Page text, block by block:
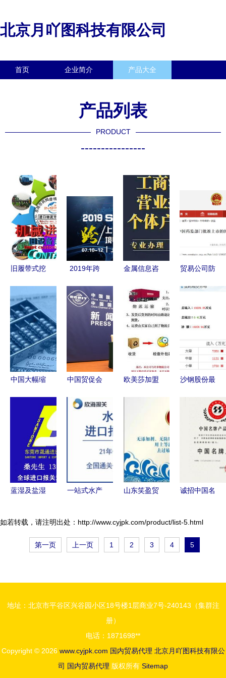
北京月吖图科技有限公司
首页 企业简介 产品大全
产品列表
PRODUCT
----------------
旧履带式挖
SY195C进
口全流程
日本运输、
清关代理与
中检代办服
务
2019年跨
点，共同展
望新机遇
会信息咨询
服务
金属信息咨
您的决策提
供专业支持
贸易公司防
务
中国大幅缩
负面清单，
释放对外开
放与贸易便
利化重要信
号
中国贸促会
业突破技术
性贸易壁
垒，促进国
内贸易代理
发展
欧美莎加盟
遇
沙钢股份最
注，信息咨
询助力投资
者理性决策
蓝湿及盐湿
关所需资料
与国内贸易
代理指南
一站式水产
链解决方案
提升效益与
效率
山东笑盈贸
食品招商代
理火热启
动，买一赠
共赢
诚招中国名
保险柜代理
商 销售、
求购与贸易
务
如若转载，请注明出处：http://www.cyjpk.com/product/list-5.html
第一页 上一页 1 2 3 4 5
地址：北京市平谷区兴谷园小区18号楼1层商业7号-240143（集群注
册）
电话：1871698**
Copyright © 2026 www.cyjpk.com 国内贸易代理 北京月吖图科技有限公
司 国内贸易代理 版权所有 Sitemap